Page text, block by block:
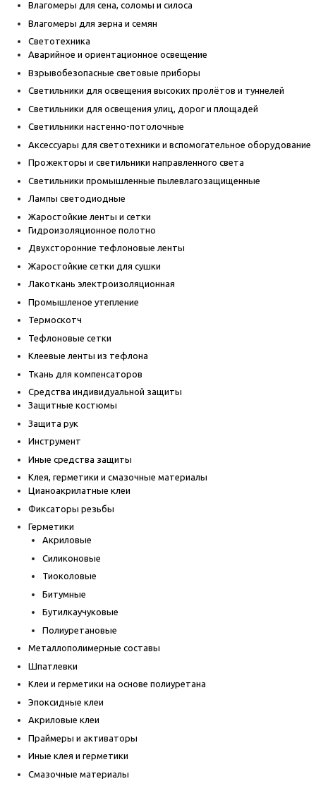
Влагомеры для сена, соломы и силоса
Влагомеры для зерна и семян
Светотехника
Аварийное и ориентационное освещение
Взрывобезопасные световые приборы
Светильники для освещения высоких пролётов и туннелей
Светильники для освещения улиц, дорог и площадей
Светильники настенно-потолочные
Аксессуары для светотехники и вспомогательное оборудование
Прожекторы и светильники направленного света
Светильники промышленные пылевлагозащищенные
Лампы светодиодные
Жаростойкие ленты и сетки
Гидроизоляционное полотно
Двухсторонние тефлоновые ленты
Жаростойкие сетки для сушки
Лакоткань электроизоляционная
Промышленое утепление
Термоскотч
Тефлоновые сетки
Клеевые ленты из тефлона
Ткань для компенсаторов
Средства индивидуальной защиты
Защитные костюмы
Защита рук
Инструмент
Иные средства защиты
Клея, герметики и смазочные материалы
Цианоакрилатные клеи
Фиксаторы резьбы
Герметики
Акриловые
Силиконовые
Тиоколовые
Битумные
Бутилкаучуковые
Полиуретановые
Металлополимерные составы
Шпатлевки
Клеи и герметики на основе полиуретана
Эпоксидные клеи
Акриловые клеи
Праймеры и активаторы
Иные клея и герметики
Смазочные материалы